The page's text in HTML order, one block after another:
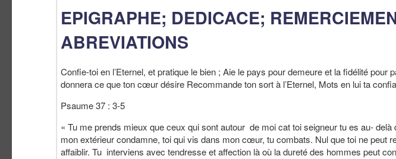
EPIGRAPHE; DEDICACE;
ABREVIATIONS
Confie-toi en l’Eternel, et pratique le bien ; Aie le pays pour demeure et la fidélité pour
donnera ce que ton cœur désire Recommande ton sort à l’Eternel, Mots en lui ta
Psaume 37 : 3-5
« Tu me prends mieux que ceux qui sont autour de moi cat toi seigneur tu es au- delà
mon extérieur condamne, toi qui vis dans mon cœur, tu combats. Nul que toi ne peut
affaiblir. Tu interviens avec tendresse et affection là où la dureté des hommes peut